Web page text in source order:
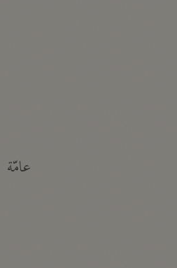
عامّة